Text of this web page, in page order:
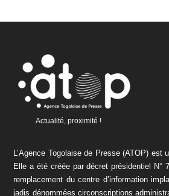
Actualité, proximité !
L’Agence Togolaise de Presse (ATOP) est
Elle a été créée par décret présidentiel N°
remplacement du centre d’information
jadis dénommées circonscriptions